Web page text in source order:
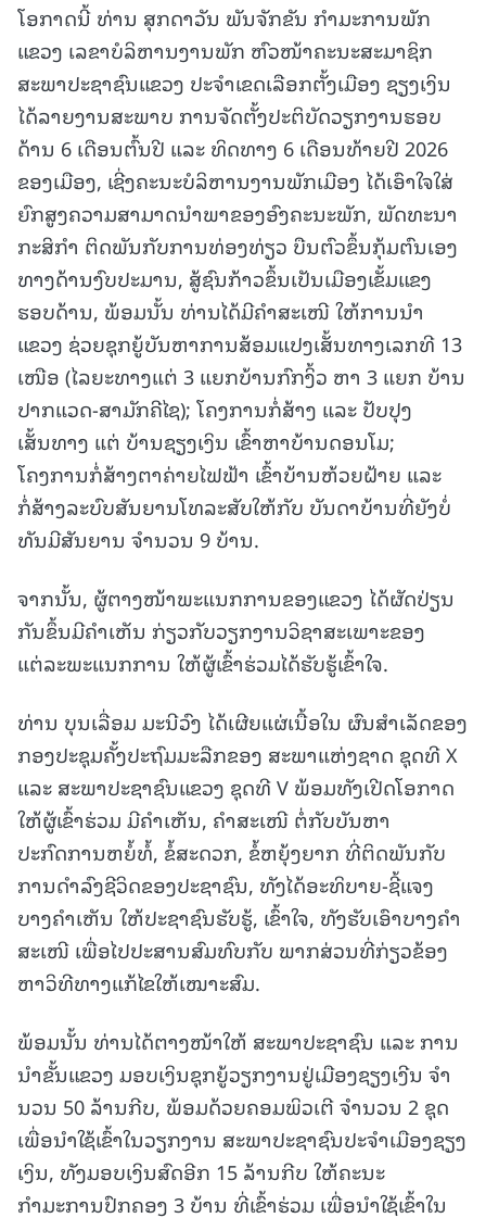
ໂອກາດນີ້ ທ່ານ ສຸກດາວັນ ພັນຈັກຂັນ ກໍາມະການພັກ
ແຂວງ ເລຂາບໍລິຫານງານພັກ ຫົວໜ້າຄະນະສະມາຊິກ
ສະພາປະຊາຊົນແຂວງ ປະຈໍາເຂດເລືອກຕັ້ງເມືອງ ຊຽງເງິນ
ໄດ້ລາຍງານສະພາບ ການຈັດຕັ້ງປະຕິບັດວຽກງານຮອບ
ດ້ານ 6 ເດືອນຕົ້ນປີ ແລະ ທິດທາງ 6 ເດືອນທ້າຍປີ 2026
ຂອງເມືອງ, ເຊີ່ງຄະນະບໍລິຫານງານພັກເມືອງ ໄດ້ເອົາໃຈໃສ່
ຍົກສູງຄວາມສາມາດນໍາພາຂອງອົງຄະນະພັກ, ພັດທະນາ
ກະສິກໍາ ຕິດພັນກັບການທ່ອງທ່ຽວ ບືນຕົວຂຶ້ນກຸ້ມຕົນເອງ
ທາງດ້ານງົບປະມານ, ສູ້ຊົນກ້າວຂຶ້ນເປັນເມືອງເຂັ້ມແຂງ
ຮອບດ້ານ, ພ້ອມນັ້ນ ທ່ານໄດ້ມີຄໍາສະເໜີ ໃຫ້ການນຳ
ແຂວງ ຊ່ວຍຊຸກຍູ້ບັນຫາການສ້ອມແປງເສັ້ນທາງເລກທີ 13
ເໜືອ (ໄລຍະທາງແຕ່ 3 ແຍກບ້ານກົກງິ້ວ ຫາ 3 ແຍກ ບ້ານ
ປາກແວດ-ສາມັກຄີໄຊ); ໂຄງການກໍ່ສ້າງ ແລະ ປັບປຸງ
ເສັ້ນທາງ ແຕ່ ບ້ານຊຽງເງິນ ເຂົ້າຫາບ້ານດອນໂມ;
ໂຄງການກໍ່ສ້າງຕາຄ່າຍໄຟຟ້າ ເຂົ້າບ້ານຫ້ວຍຝ້າຍ ແລະ
ກໍ່ສ້າງລະບົບສັນຍານໂທລະສັບໃຫ້ກັບ ບັນດາບ້ານທີ່ຍັງບໍ່
ທັນມີສັນຍານ ຈໍານວນ 9 ບ້ານ.
ຈາກນັ້ນ, ຜູ້ຕາງໜ້າພະແນກການຂອງແຂວງ ໄດ້ຜັດປ່ຽນ
ກັນຂຶ້ນມີຄໍາເຫັນ ກ່ຽວກັບວຽກງານວິຊາສະເພາະຂອງ
ແຕ່ລະພະແນກການ ໃຫ້ຜູ້ເຂົ້າຮ່ວມໄດ້ຮັບຮູ້ເຂົ້າໃຈ.
ທ່ານ ບຸນເລື່ອມ ມະນີວົງ ໄດ້ເຜີຍແຜ່ເນື້ອໃນ ຜົນສໍາເລັດຂອງ
ກອງປະຊຸມຄັ້ງປະຖົມມະລືກຂອງ ສະພາແຫ່ງຊາດ ຊຸດທີ X
ແລະ ສະພາປະຊາຊົນແຂວງ ຊຸດທີ V ພ້ອມທັງເປີດໂອກາດ
ໃຫ້ຜູ້ເຂົ້າຮ່ວມ ມີຄໍາເຫັນ, ຄໍາສະເໜີ ຕໍ່ກັບບັນຫາ
ປະກົດການຫຍໍ້ທໍ້, ຂໍ້ສະດວກ, ຂໍ້ຫຍຸ້ງຍາກ ທີ່ຕິດພັນກັບ
ການດໍາລົງຊີວິດຂອງປະຊາຊົນ, ທັງໄດ້ອະທິບາຍ-ຊີ້ແຈງ
ບາງຄຳເຫັນ ໃຫ້ປະຊາຊົນຮັບຮູ້, ເຂົ້າໃຈ, ທັງຮັບເອົາບາງຄໍາ
ສະເໜີ ເພື່ອໄປປະສານສົມທົບກັບ ພາກສ່ວນທີ່ກ່ຽວຂ້ອງ
ຫາວິທີທາງແກ້ໄຂໃຫ້ເໝາະສົມ.
ພ້ອມນັ້ນ ທ່ານໄດ້ຕາງໜ້າໃຫ້ ສະພາປະຊາຊົນ ແລະ ການ
ນໍາຂັ້ນແຂວງ ມອບເງິນຊຸກຍູ້ວຽກງານຢູ່ເມືອງຊຽງເງີນ ຈໍາ
ນວນ 50 ລ້ານກີບ, ພ້ອມດ້ວຍຄອມພິວເຕີ ຈໍານວນ 2 ຊຸດ
ເພື່ອນໍາໃຊ້ເຂົ້າໃນວຽກງານ ສະພາປະຊາຊົນປະຈໍາເມືອງຊຽງ
ເງິນ, ທັງມອບເງິນສົດອີກ 15 ລ້ານກີບ ໃຫ້ຄະນະ
ກຳມະການປົກຄອງ 3 ບ້ານ ທີ່ເຂົ້າຮ່ວມ ເພື່ອນຳໃຊ້ເຂົ້າໃນ